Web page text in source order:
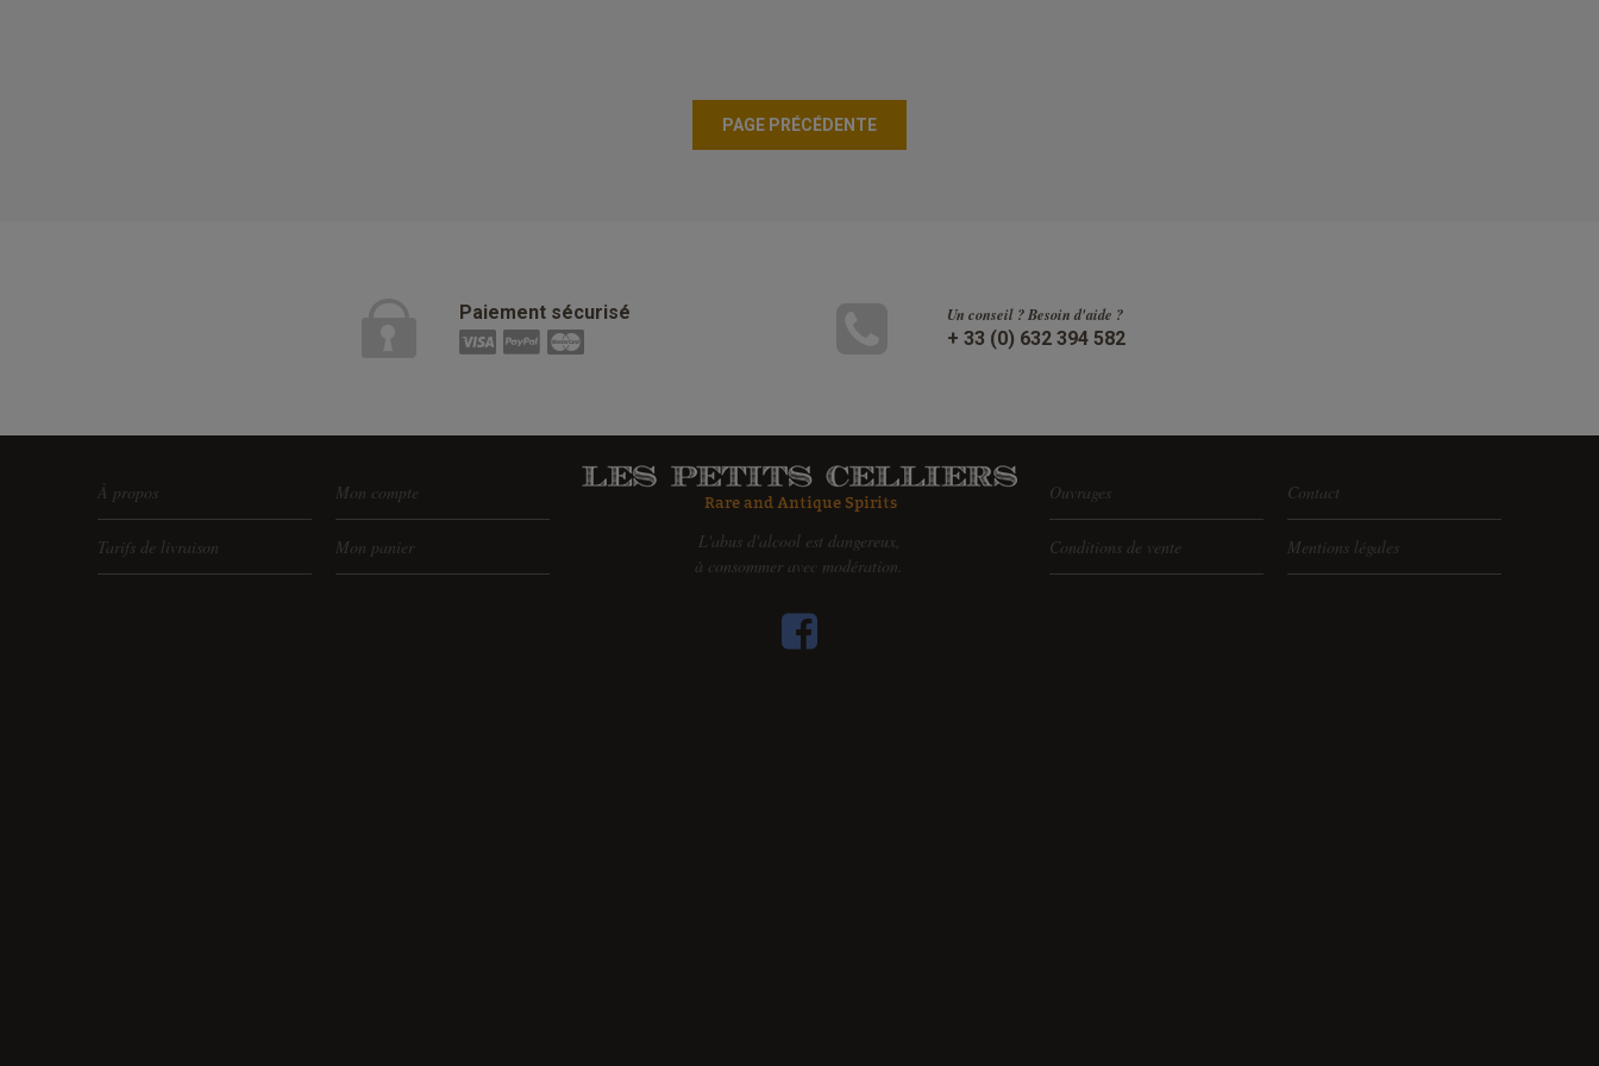
Paiement sécurisé Un conseil ? Besoin d'aide ?
+ 33 (0) 632 394 582
À propos Mon compte
Tarifs de livraison Mon panier
L'abus d'alcool est dangereux,
à consommer avec modération.
Ouvrages Contact
Conditions de vente Mentions légales